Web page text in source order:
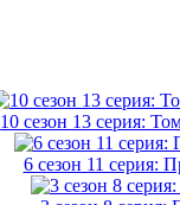
10 сезон 13 серия:
6 сезон 11 серия: